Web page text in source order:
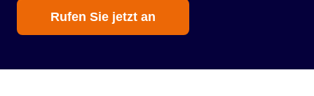
Rufen Sie jetzt an